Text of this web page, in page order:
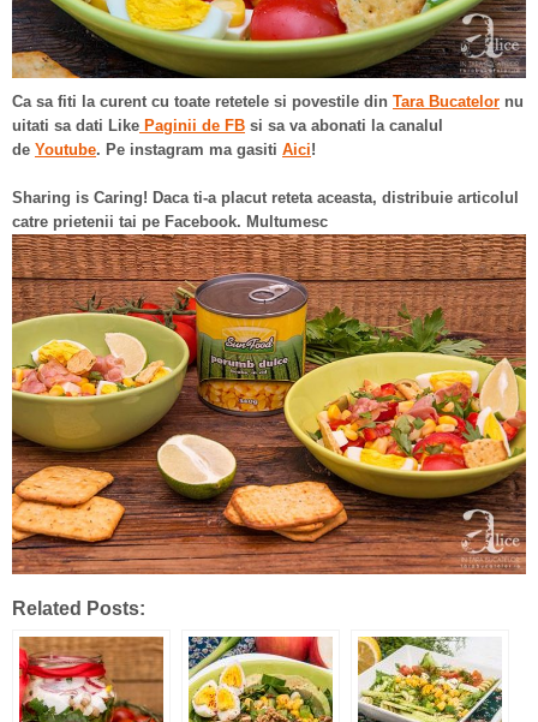
Ca sa fiti la curent cu toate retetele si povestile din Tara Bucatelor nu
uitati sa dati Like Paginii de FB si sa va abonati la canalul
de Youtube. Pe instagram ma gasiti Aici!
Sharing is Caring! Daca ti-a placut reteta aceasta, distribuie articolul
catre prietenii tai pe Facebook. Multumesc
Related Posts: